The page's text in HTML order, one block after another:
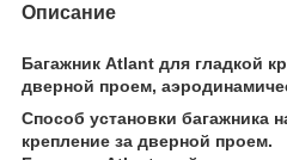
Описание
Багажник Atlant для гладкой
дверной проем,
Способ установки
крепление за дверной проем.